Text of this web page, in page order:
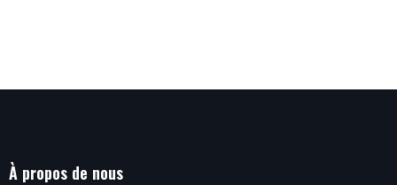
À propos de nous